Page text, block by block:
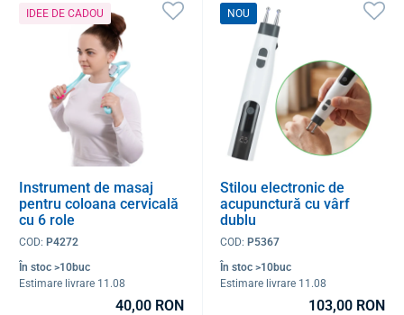
IDEE DE CADOU
Instrument de masaj
pentru coloana cervicală
cu 6 role
COD: P4272
În stoc >10buc
Estimare livrare 11.08
40,00 RON
NOU
Stilou electronic de
acupunctură cu vârf
dublu
COD:P5367
În stoc >10buc
Estimare livrare 11.08
103,00 RON